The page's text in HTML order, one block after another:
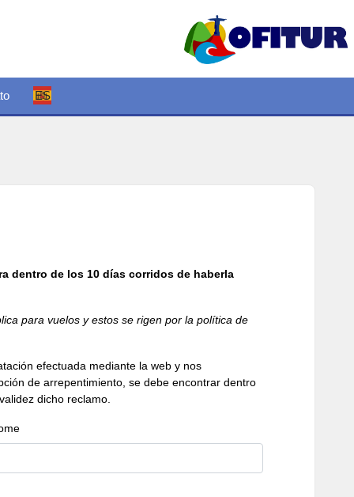
ES
dentro de los 10 días corridos de haberla
para vuelos y estos se rigen por la política de
efectuada mediante la web y nos
de arrepentimiento, se debe encontrar dentro
dicho reclamo.